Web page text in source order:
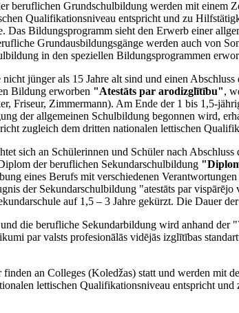
beruflichen Grundschulbildung werden mit einem
Qualifikationsniveau entspricht und zu
Bildungsprogramm sieht den Erwerb einer
Grundausbildungsgänge werden auch von
in den speziellen Bildungsprogrammen
jünger als 15 Jahre alt sind und einen
Bildung erworben "Atestāts par arodizglītību",
Friseur, Zimmermann). Am Ende der 1 bis 1,5-
der allgemeinen Schulbildung begonnen wird,
zugleich dem dritten nationalen lettischen
sich an Schülerinnen und Schüler nach
der beruflichen Sekundarschulbildung
eines Berufs mit verschiedenen
der Sekundarschulbildung "atestāts par
auf 1,5 – 3 Jahre gekürzt. Die Dauer
die berufliche Sekundarbildung wird anhand der
par valsts profesionālās vidējās izglītības
an Colleges (Koledžas) statt und werden mit
lettischen Qualifikationsniveau entspricht